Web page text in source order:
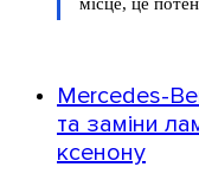
Mercedes-
та заміни
ксенону